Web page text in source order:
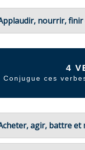
nourrir,
4
Conjugue ces
agir, battre et